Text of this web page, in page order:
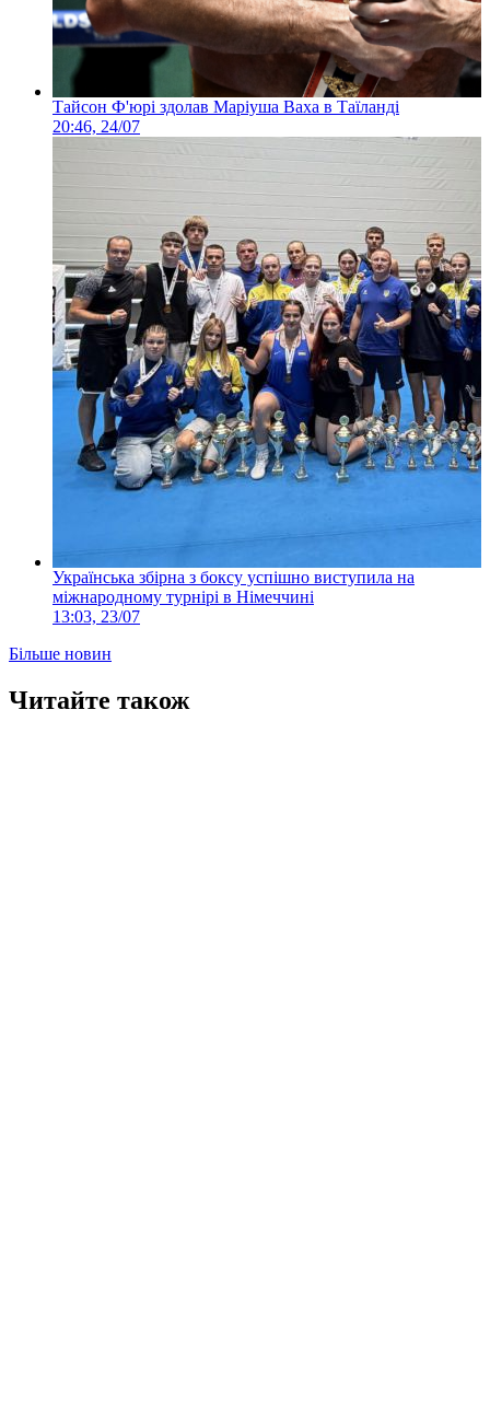
Тайсон Ф'юрі здолав Маріуша Ваха в Таїланді
20:46, 24/07
Українська збірна з боксу успішно виступила на
міжнародному турнірі в Німеччині
13:03, 23/07
Більше новин
Читайте також